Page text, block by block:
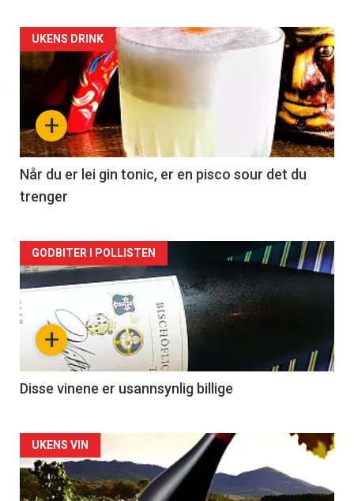
Forsiden
akkurat
nå
-
2
+
UKENS DRINK
Når du er lei gin tonic, er en pisco sour det du
trenger
Forsiden
akkurat
nå
3
+
GODBITER I POLLISTEN
Disse vinene er usannsynlig billige
Forsiden
akkurat
UKENS VIN